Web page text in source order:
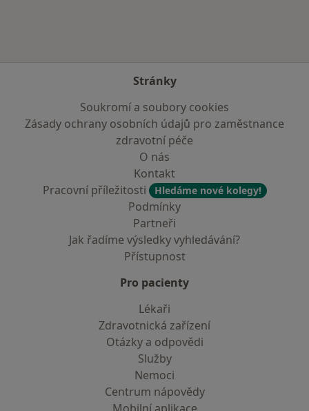
Stránky
Soukromí a soubory cookies
Zásady ochrany osobních údajů pro zaměstnance
zdravotní péče
O nás
Kontakt
Pracovní příležitosti
Hledáme nové kolegy!
Podmínky
Partneři
Jak řadíme výsledky vyhledávání?
Přístupnost
Pro pacienty
Lékaři
Zdravotnická zařízení
Otázky a odpovědi
Služby
Nemoci
Centrum nápovědy